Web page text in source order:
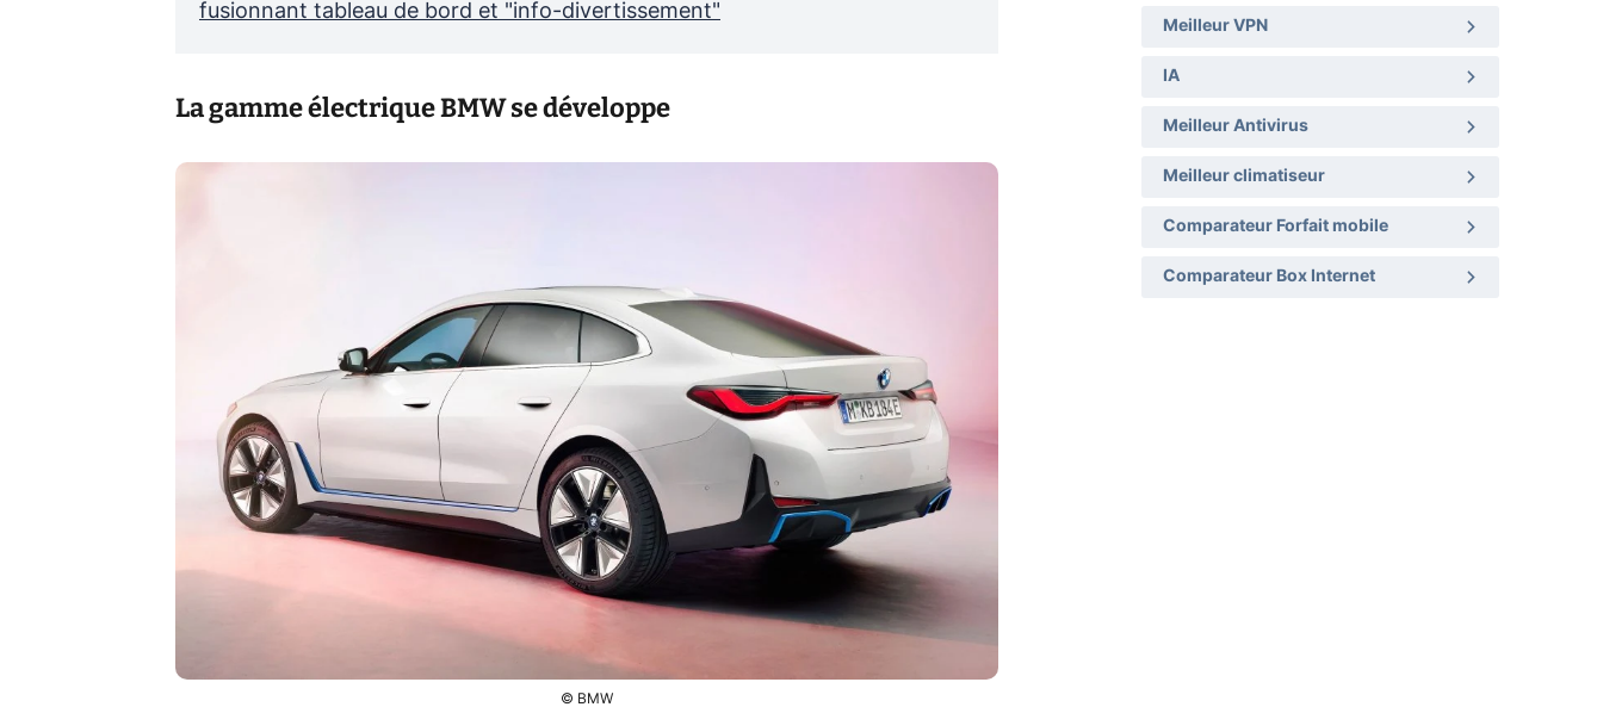
fusionnant tableau de bord et "info-divertissement"
La gamme électrique BMW se développe
© BMW
Meilleur VPN
IA
Meilleur Antivirus
Meilleur climatiseur
Comparateur Forfait mobile
Comparateur Box Internet